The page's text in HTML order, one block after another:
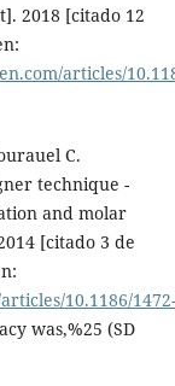
2018 [citado 12
articles/
C.
technique -
and molar
[citado 3 de
10.1186/1472-
was,%25 (SD